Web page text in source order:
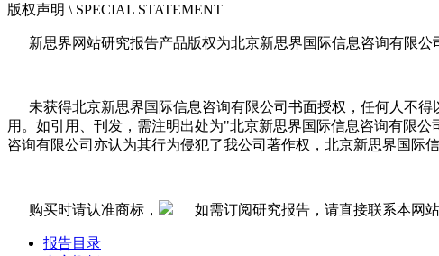
版权声明 \ SPECIAL STATEMENT
新思界网站研究报告产品版权为北京新思界国际信息咨询有限
未获得北京新思界国际信息咨询有限公司书面授权，任何人不
用。如引用、刊发，需注明出处为"北京新思界国际信息咨询有限
咨询有限公司亦认为其行为侵犯了我公司著作权，北京新思界国际
购买时请认准商标， 如需订阅研究报告，请直接联系本网
报告目录